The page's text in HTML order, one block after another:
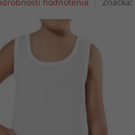
hodnotenia Značka: